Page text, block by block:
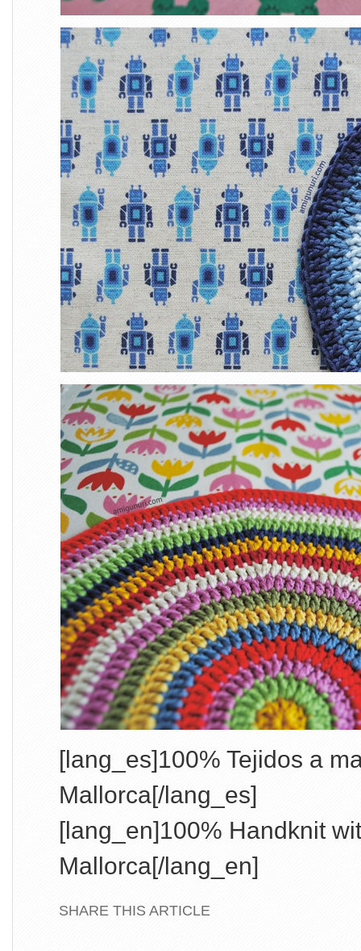
[lang_es]100% Tejidos a
Mallorca[/lang_es]
[lang_en]100% Handknit
Mallorca[/lang_en]
SHARE THIS ARTICLE